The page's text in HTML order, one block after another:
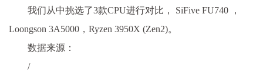
我们从中挑选了3款CPU进行对比， SiFive FU740 ，
Loongson 3A5000，Ryzen 3950X (Zen2)。
数据来源：
/